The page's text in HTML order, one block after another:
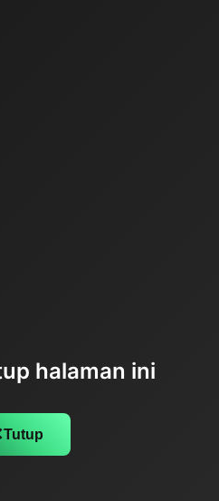
halaman ini
Tutup